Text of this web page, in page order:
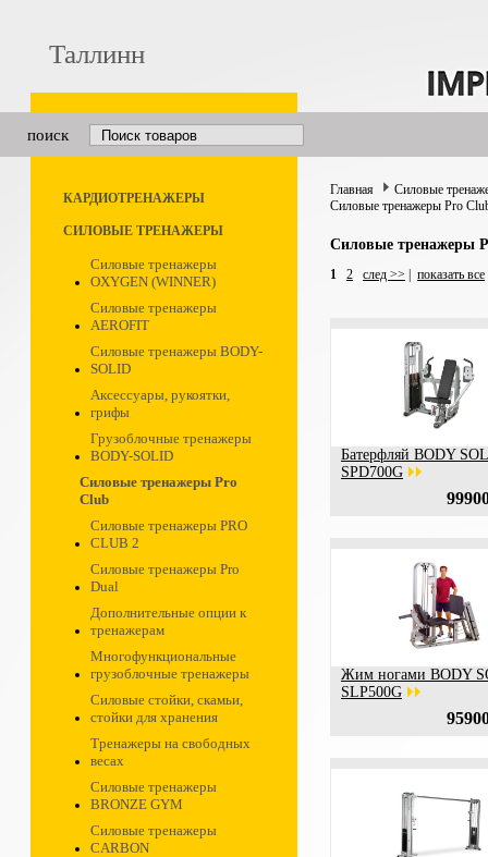
Таллинн
поиск
КАРДИОТРЕНАЖЕРЫ
СИЛОВЫЕ ТРЕНАЖЕРЫ
Силовые тренажеры
OXYGEN (WINNER)
Силовые тренажеры
AEROFIT
Силовые тренажеры BODY-
SOLID
Аксессуары, рукоятки,
грифы
Грузоблочные тренажеры
BODY-SOLID
Силовые тренажеры Pro
Club
Силовые тренажеры PRO
CLUB 2
Силовые тренажеры Pro
Dual
Дополнительные опции к
тренажерам
Многофункциональные
грузоблочные тренажеры
Силовые стойки, скамьи,
стойки для хранения
Тренажеры на свободных
весах
Силовые тренажеры
BRONZE GYM
Силовые тренажеры
CARBON
Главная
Силовые
Силовые тренажеры Pro
Силовые тренажеры
1 2 след >> показать все
Батерфляй BODY
SPD700G
Жим ногами BODY
SLP500G